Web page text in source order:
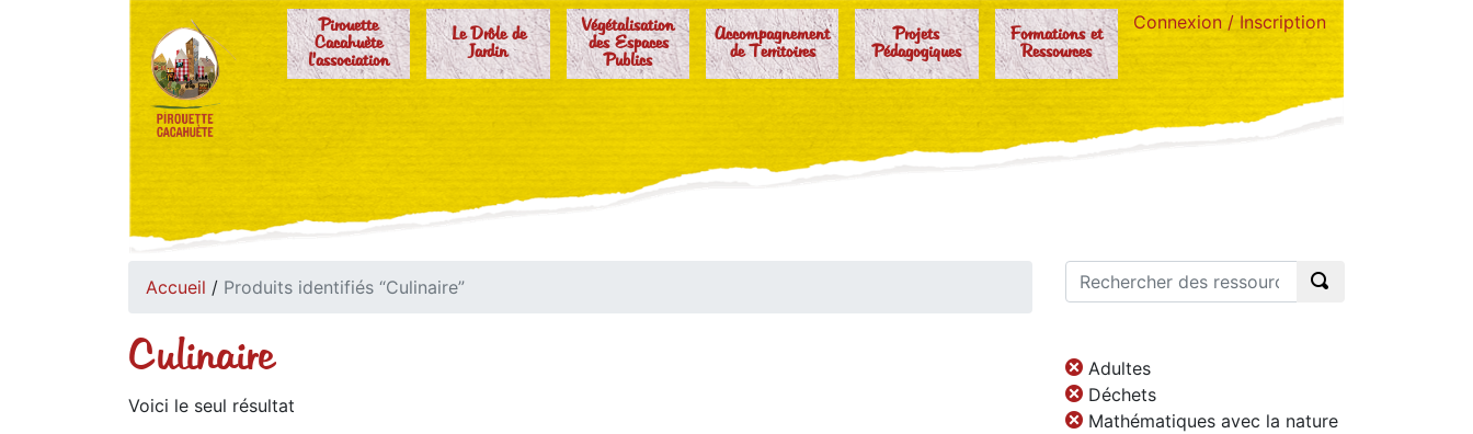
Pirouette
Cacahuète
l'association
Le Drôle de
Jardin
Végétalisation
des Espaces
Publics
Accompagnement
de Territoires
Projets
Pédagogiques
Formations et
Ressources
Connexion / Inscription
Accueil / Produits identifiés “Culinaire”
Culinaire
Voici le seul résultat
Adultes
Déchets
Mathématiques avec la nature